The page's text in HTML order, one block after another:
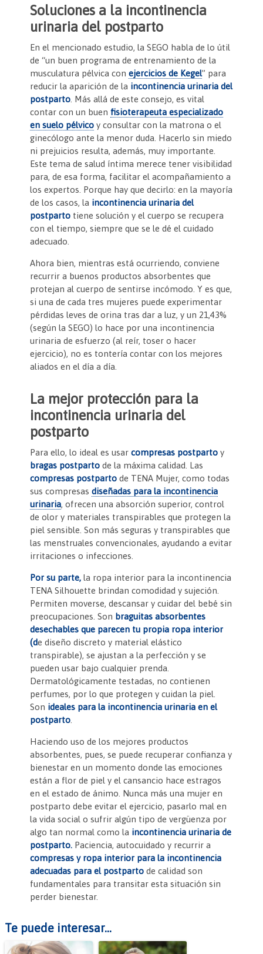
Soluciones a la incontinencia
urinaria del postparto
En el mencionado estudio, la SEGO habla de lo útil
de “un buen programa de entrenamiento de la
musculatura pélvica conejercicios de Kegel” para
reducir la aparición de la incontinencia urinaria del
postparto . Más allá de este consejo, es vital
contar con un buenfisioterapeuta especializado
en suelo pélvico y consultar con la matrona o el
ginecólogo ante la menor duda. Hacerlo sin miedo
ni prejuicios resulta, además, muy importante.
Este tema de salud íntima merece tener visibilidad
para, de esa forma, facilitar el acompañamiento a
los expertos. Porque hay que decirlo: en la mayoría
de los casos, la incontinencia urinaria del
postparto tiene solución y el cuerpo se recupera
con el tiempo, siempre que se le dé el cuidado
adecuado.
Ahora bien, mientras está ocurriendo, conviene
recurrir a buenos productos absorbentes que
protejan al cuerpo de sentirse incómodo. Y es que,
si una de cada tres mujeres puede experimentar
pérdidas leves de orina tras dar a luz, y un 21,43%
(según la SEGO) lo hace por una incontinencia
urinaria de esfuerzo (al reír, toser o hacer
ejercicio), no es tontería contar con los mejores
aliados en el día a día.
La mejor protección para la
incontinencia urinaria del
postparto
Para ello, lo ideal es usarcompresas postparto y
bragas postpartode la máxima calidad. Las
compresas postpartode TENA Mujer, como todas
sus compresasdiseñadas para la incontinencia
urinaria, ofrecen una absorción superior, control
de olor y materiales transpirables que protegen la
piel sensible. Son más seguras y transpirables que
las menstruales convencionales, ayudando a evitar
irritaciones o infecciones.
Por su parte, la ropa interior para la incontinencia
TENA Silhouette brindan comodidad y sujeción.
Permiten moverse, descansar y cuidar del bebé sin
preocupaciones. Son braguitas absorbentes
desechables que parecen tu propia ropa interior
(de diseño discreto y material elástico
transpirable), se ajustan a la perfección y se
pueden usar bajo cualquier prenda.
Dermatológicamente testadas, no contienen
perfumes, por lo que protegen y cuidan la piel.
Son ideales para la incontinencia urinaria en el
postparto
Haciendo uso de los mejores productos
absorbentes, pues, se puede recuperar confianza y
bienestar en un momento donde las emociones
están a flor de piel y el cansancio hace estragos
en el estado de ánimo. Nunca más una mujer en
postparto debe evitar el ejercicio, pasarlo mal en
la vida social o sufrir algún tipo de vergüenza por
algo tan normal como la incontinencia urinaria de
postparto. Paciencia, autocuidado y recurrir a
compresas y ropa interior para la incontinencia
adecuadas para el postparto de calidad son
fundamentales para transitar esta situación sin
perder bienestar.
Te puede interesar...